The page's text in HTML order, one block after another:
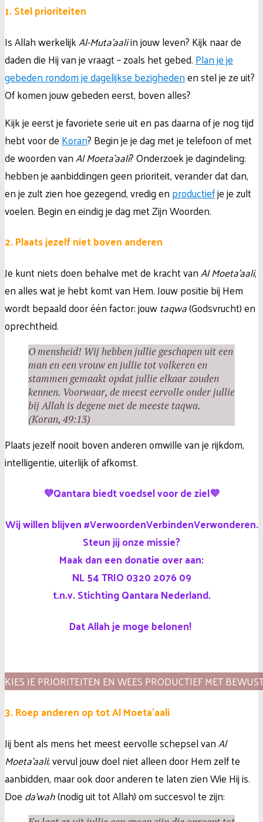
1. Stel prioriteiten
Is Allah werkelijkAl-Muta’aaliin jouw leven? Kijk naar de
daden die Hij van je vraagt – zoals het gebed. Plan je je
gebeden rondom je dagelijkse bezighedenen stel je ze uit?
Of komen jouw gebeden eerst, boven alles?
Kijk je eerst je favoriete serie uit en pas daarna of je nog tijd
hebt voor deKoran? Begin je je dag met je telefoon of met
de woorden vanAl Moeta’aali? Onderzoek je dagindeling:
hebben je aanbiddingen geen prioriteit, verander dat dan,
en je zult zien hoe gezegend, vredig en productiefje je zult
voelen. Begin en eindig je dag met Zijn Woorden.
2. Plaats jezelf niet boven anderen
Je kunt niets doen behalve met de kracht vanAl Moeta’aali,
en alles wat je hebt komt van Hem. Jouw positie bij Hem
wordt bepaald door één factor: jouw taqwa(Godsvrucht) en
oprechtheid.
O mensheid! Wij hebben jullie geschapen uit een
man en een vrouw en jullie tot volkeren en
stammen gemaakt opdat jullie elkaar zouden
kennen. Voorwaar, de meest eervolle onder jullie
bij Allah is degene met de meeste taqwa.
(Koran, 49:13)
Plaats jezelf nooit boven anderen omwille van je rijkdom,
intelligentie, uiterlijk of afkomst.
💜Qantara biedt voedsel voor de ziel💜
Wij willen blijven #VerwoordenVerbindenVerwonderen.
Steun jij onze missie?
Maak dan een donatie over aan:
NL 54 TRIO 0320 2076 09
t.n.v. Stichting Qantara Nederland.
Dat Allah je moge belonen!
KIES JE PRIORITEITEN EN WEES PRODUCTIEF MET
3. Roep anderen op tot Al Moeta’aali
Jij bent als mens het meest eervolle schepsel vanAl
Moeta’aali; vervul jouw doel niet alleen door Hem zelf te
aanbidden, maar ook door anderen te laten zien Wie Hij is.
Doeda’wah(nodig uit tot Allah) om succesvol te zijn: